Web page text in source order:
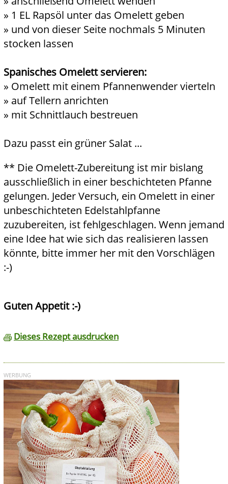
» 1 EL Rapsöl unter das Omelett geben
» und von dieser Seite nochmals 5 Minuten
stocken lassen
Spanisches Omelett servieren:
» Omelett mit einem Pfannenwender vierteln
» auf Tellern anrichten
» mit Schnittlauch bestreuen
Dazu passt ein grüner Salat ...
** Die Omelett-Zubereitung ist mir bislang
ausschließlich in einer beschichteten Pfanne
gelungen. Jeder Versuch, ein Omelett in einer
unbeschichteten Edelstahlpfanne
zuzubereiten, ist fehlgeschlagen. Wenn jemand
eine Idee hat wie sich das realisieren lassen
könnte, bitte immer her mit den Vorschlägen
:-)
Guten Appetit :-)
Dieses Rezept ausdrucken
WERBUNG